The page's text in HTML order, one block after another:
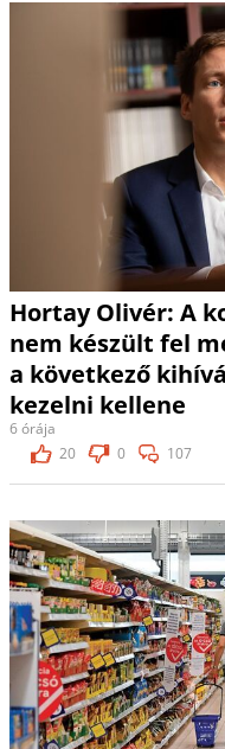
Hortay Olivér: A
nem készült fel
a következő
kezelni kellene
6 órája
20
0 107